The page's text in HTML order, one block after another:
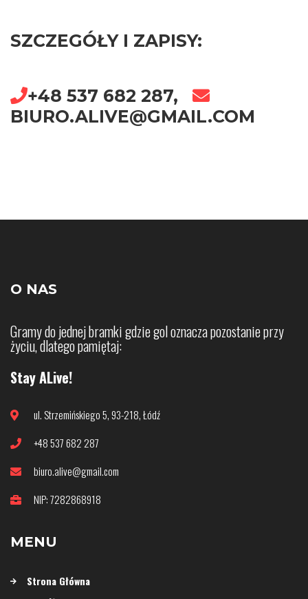
SZCZEGÓŁY I ZAPISY:
+48 537 682 287,
BIURO.ALIVE@GMAIL.COM
O NAS
Gramy do jednej bramki gdzie gol oznacza pozostanie przy
życiu, dlatego pamiętaj:
Stay ALive!
ul. Strzemińskiego 5, 93-218, Łódź
+48 537 682 287
biuro.alive@gmail.com
NIP: 7282868918
MENU
Strona Główna